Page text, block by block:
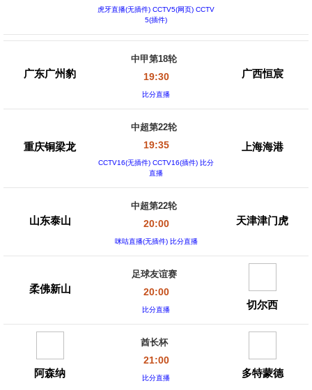
虎牙直播(无插件) CCTV5(网页) CCTV
5(插件)
广东广州豹
中甲第18轮
19:30
比分直播
广西恒宸
重庆铜梁龙
中超第22轮
19:35
CCTV16(无插件) CCTV16(插件) 比分
直播
上海海港
山东泰山
中超第22轮
20:00
咪咕直播(无插件) 比分直播
天津津门虎
柔佛新山
足球友谊赛
20:00
比分直播 切尔西
阿森纳
酋长杯
21:00
比分直播 多特蒙德